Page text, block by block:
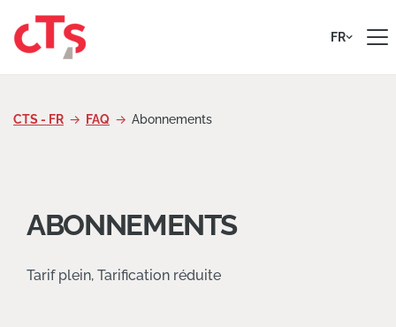
FR
CTS - FR FAQ Abonnements
ABONNEMENTS
Tarif plein, Tarification réduite